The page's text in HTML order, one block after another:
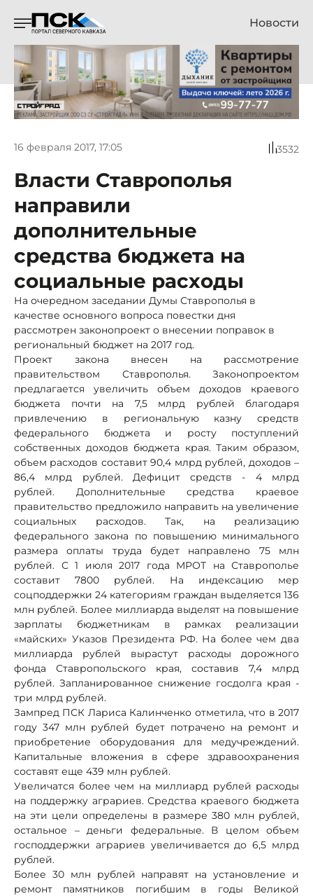
Новости
16 февраля 2017, 17:05 3532
Власти Ставрополья
направили
дополнительные
средства бюджета на
социальные расходы
На очередном заседании Думы Ставрополья в
качестве основного вопроса повестки дня
рассмотрен законопроект о внесении поправок в
региональный бюджет на 2017 год.
Проект закона внесен на рассмотрение
правительством Ставрополья. Законопроектом
предлагается увеличить объем доходов краевого
бюджета почти на 7,5 млрд рублей благодаря
привлечению в региональную казну средств
федерального бюджета и росту поступлений
собственных доходов бюджета края. Таким образом,
объем расходов составит 90,4 млрд рублей, доходов –
86,4 млрд рублей. Дефицит средств - 4 млрд
рублей. Дополнительные средства краевое
правительство предложило направить на увеличение
социальных расходов. Так, на реализацию
федерального закона по повышению минимального
размера оплаты труда будет направлено 75 млн
рублей. С 1 июля 2017 года МРОТ на Ставрополье
составит 7800 рублей. На индексацию мер
соцподдержки 24 категориям граждан выделяется 136
млн рублей. Более миллиарда выделят на повышение
зарплаты бюджетникам в рамках реализации
«майских» Указов Президента РФ. На более чем два
миллиарда рублей вырастут расходы дорожного
фонда Ставропольского края, составив 7,4 млрд
рублей. Запланированное снижение госдолга края -
три млрд рублей.
Зампред ПСК Лариса Калинченко отметила, что в 2017
году 347 млн рублей будет потрачено на ремонт и
приобретение оборудования для медучреждений.
Капитальные вложения в сфере здравоохранения
составят еще 439 млн рублей.
Увеличатся более чем на миллиард рублей расходы
на поддержку аграриев. Средства краевого бюджета
на эти цели определены в размере 380 млн рублей,
остальное – деньги федеральные. В целом объем
господдержки аграриев увеличивается до 6,5 млрд
рублей.
Более 30 млн рублей направят на установление и
ремонт памятников погибшим в годы Великой